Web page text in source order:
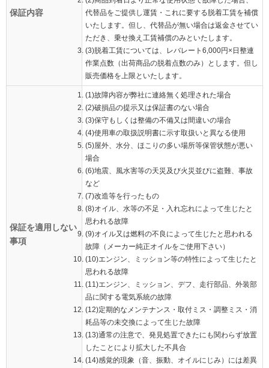
保証内容
代替品をご提供し運賃・これに要する脱着工賃を補償
いたします。但し、代替品が無い場合は返金させてい
ただき、乗せ換え工賃補償のみといたします。
(3)脱着工賃については、レバレート6,000円×日整連
作業点数（出荷商品の脱着点数のみ）とします。但し
販売価格を上限といたします。
保証を適用しない
事項
(1)故障内容が弊社に連絡無く処理された場合
(2)破損品の提示又は保証書のない場合
(3)保守もしくは整備の不備又は間違いの場合
(4)使用車の取扱説明書に示す取扱いと異なる使用
(5)屋外、水分、ほこりの多い場所等保管状態が悪い
場合
(6)地震、風水害等の天災及び火災並びに盗難、事故
など
(7)改造等を行ったもの
(8)オイル、水等の不足・入れ忘れによって生じたと
思われる故障
(9)オイル又は燃料の不良によって生じたと思われる
故障（メーカー純正オイルをご使用下さい）
(10)エンジン、ミッション等の特性によって生じたと
思われる故障
(11)エンジン、ミッション、デフ、走行部品、外装部
品に関する電気系統の故障
(12)定期的なメンテナンス・取付ミス・調整ミス・消
耗品等の未交換によって生じた故障
(13)通常の注意で、発見処置できたにも関わらず放置
したことにより拡大した不具合
(14)感覚的現象（音、振動、オイルにじみ）には差異